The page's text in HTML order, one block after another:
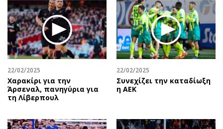
ΚΑΤΗΓΟΡΙΕΣ ΣΥΝΔΕΣΗ
Κύπρος
Παιδεία
Υγεία
Πολιτική
Βουλευτικές 2026
Προεδρικές 2023
Απόψεις
Αρθρογραφία
The Hill
Υγεία
Αγγελίες
Πωλούνται
22/02/2025
Χαρακίρι για την
Άρσεναλ, πανηγύρια για
τη Λίβερπουλ
22/02/2025
Συνεχίζει την καταδίωξη
η ΑΕΚ